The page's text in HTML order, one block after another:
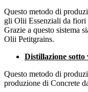
Questo metodo di
gli Olii Essenziali da fiori
Grazie a questo sistema
Olii Petitgrains.
Distillazione sotto
Questo metodo di
produzione di Concrete